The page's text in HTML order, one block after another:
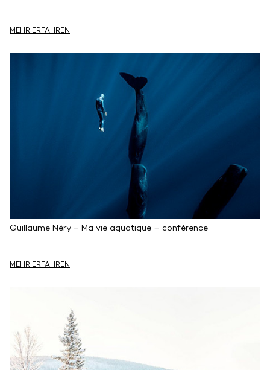
MEHR ERFAHREN
Guillaume Néry – Ma vie aquatique – conférence
MEHR ERFAHREN